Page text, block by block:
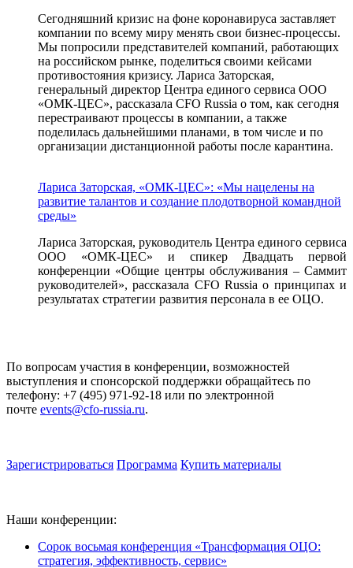
Сегодняшний кризис на фоне коронавируса заставляет
компании по всему миру менять свои бизнес-процессы.
Мы попросили представителей компаний, работающих
на российском рынке, поделиться своими кейсами
противостояния кризису. Лариса Заторская,
генеральный директор Центра единого сервиса ООО
«ОМК-ЦЕС», рассказала CFO Russia о том, как сегодня
перестраивают процессы в компании, а также
поделилась дальнейшими планами, в том числе и по
организации дистанционной работы после карантина.
Лариса Заторская, «ОМК-ЦЕС»: «Мы нацелены на
развитие талантов и создание плодотворной командной
среды»
Лариса Заторская, руководитель Центра единого сервиса
ООО «ОМК-ЦЕС» и спикер Двадцать первой
конференции «Общие центры обслуживания – Саммит
руководителей», рассказала CFO Russia о принципах и
результатах стратегии развития персонала в ее ОЦО.
По вопросам участия в конференции, возможностей
выступления и спонсорской поддержки обращайтесь по
телефону: +7 (495) 971-92-18 или по электронной
почте events@cfo-russia.ru.
Зарегистрироваться Программа Купить материалы
Наши конференции:
Сорок восьмая конференция «Трансформация ОЦО:
стратегия, эффективность, сервис»